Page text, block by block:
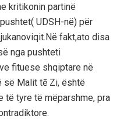
kritikonin partinë
UDSH-në) për
fakt,ato disa
nga pushteti
fituese shqiptare në
së Malit tē Zi, është
të tyre të mëparshme, pra